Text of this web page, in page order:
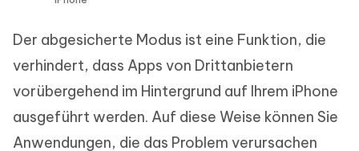
iAnyGo
Der abgesicherte Modus ist eine Funktion, die
verhindert, dass Apps von Drittanbietern
vorübergehend im Hintergrund auf Ihrem iPhone
ausgeführt werden. Auf diese Weise können Sie
Anwendungen, die das Problem verursachen